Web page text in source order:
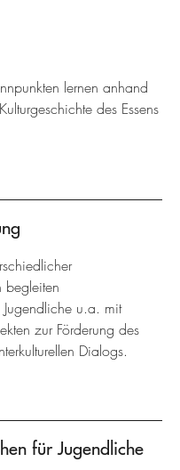
lernen anhand
des Essens
begleiten
u.a. mit
zur Förderung des
Dialogs.
für Jugendliche